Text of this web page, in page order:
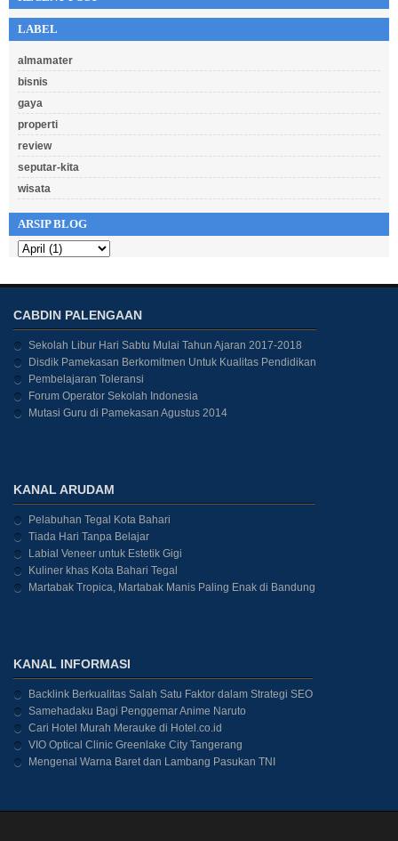
LABEL
almamater
bisnis
gaya
properti
review
seputar-kita
wisata
ARSIP BLOG
CABDIN PALENGAAN
Sekolah Libur Hari Sabtu Mulai Tahun Ajaran 2017-2018
Disdik Pamekasan Berkomitmen Untuk Kualitas Pendidikan
Pembelajaran Toleransi
Forum Operator Sekolah Indonesia
Mutasi Guru di Pamekasan Agustus 2014
KANAL ARUDAM
Pelabuhan Tegal Kota Bahari
Tiada Hari Tanpa Belajar
Labial Veneer untuk Estetik Gigi
Kuliner khas Kota Bahari Tegal
Martabak Tropica, Martabak Manis Paling Enak di Bandung
KANAL INFORMASI
Backlink Berkualitas Salah Satu Faktor dalam Strategi SEO
Samehadaku Bagi Penggemar Anime Naruto
Cari Hotel Murah Merauke di Hotel.co.id
VIO Optical Clinic Greenlake City Tangerang
Mengenal Warna Baret dan Lambang Pasukan TNI